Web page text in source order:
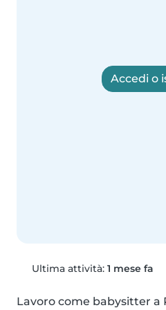
Accedi o
Ultima attività: 1 mese fa
Lavoro come babysitter a